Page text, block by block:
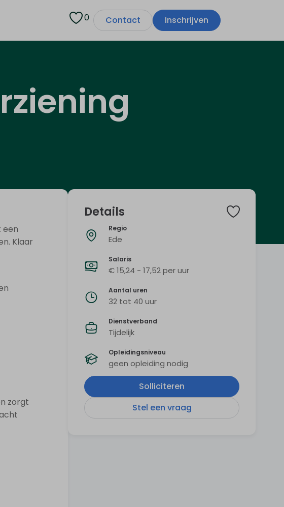
0 Contact Inschrijven
een
Klaar
zorgt
Details
Regio
Ede
Salaris
€ 15,24 - 17,52 per uur
Aantal uren
32 tot 40 uur
Dienstverband
Tijdelijk
Opleidingsniveau
geen opleiding nodig
Solliciteren
Stel een vraag